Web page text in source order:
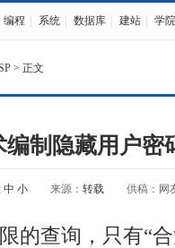
编程 系统 数据库 建站 学院
> 正文
编制隐藏用户密
中 小 来源： 转载 供稿：网
的查询，只有“